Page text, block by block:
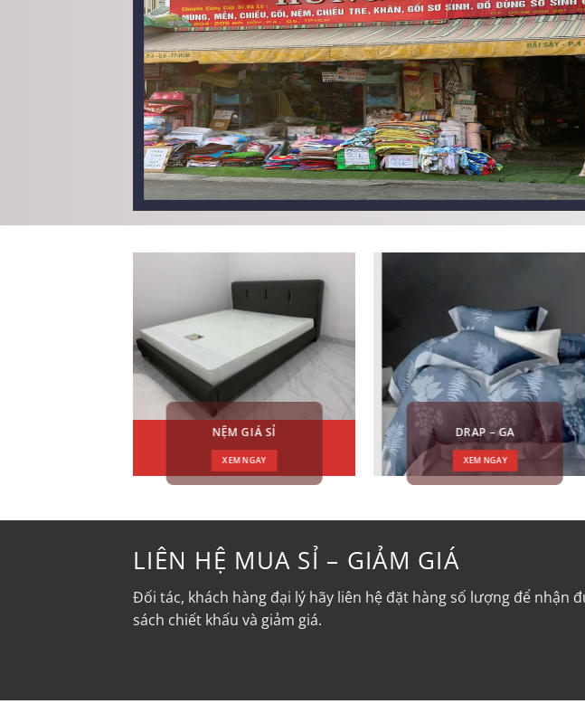
NỆM GIÁ SỈ
XEM NGAY
DRAP – GA
XEM NGAY
LIÊN HỆ MUA SỈ – GIẢM GIÁ
Đối tác, khách hàng đại lý hãy liên hệ đặt hàng số lượng để nhận
sách chiết khấu và giảm giá.